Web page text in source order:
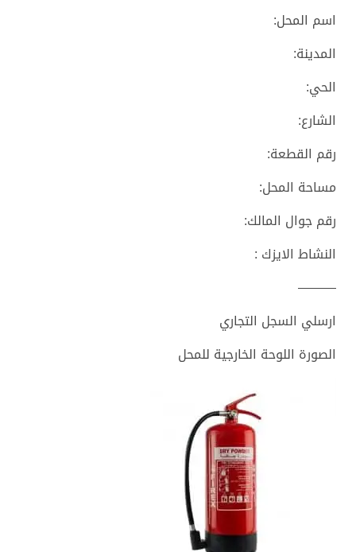
اسم المحل:
المدينة:
الحي:
الشارع:
رقم القطعة:
مساحة المحل:
رقم جوال المالك:
النشاط الايزك :
———
ارسلي السجل التجاري
الصورة اللوحة الخارجية للمحل